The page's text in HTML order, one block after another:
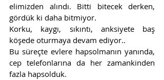
elimizden alındı. Bitti bitecek derken,
gördük ki daha bitmiyor.
Korku, kaygı, sıkıntı, anksiyete baş
köşede oturmaya devam ediyor..
Bu süreçte evlere hapsolmanın yanında,
cep telefonlarına da her zamankinden
fazla hapsolduk.